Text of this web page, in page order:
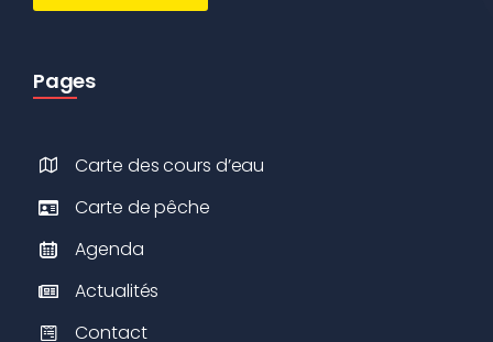
Pages
Carte des cours d’eau
Carte de pêche
Agenda
Actualités
Contact